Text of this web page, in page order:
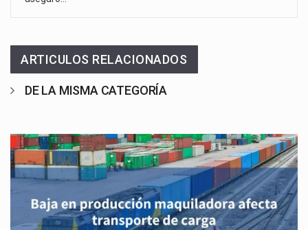
ARTICULOS RELACIONADOS
DE LA MISMA CATEGORÍA